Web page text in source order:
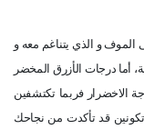
الموف و الذي يتناغم معه و
أما درجات الأزرق المخضر
الاخضرار فربما تكتشفين
تكونين قد تأكدت من نجاحك